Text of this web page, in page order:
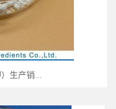
生产销...